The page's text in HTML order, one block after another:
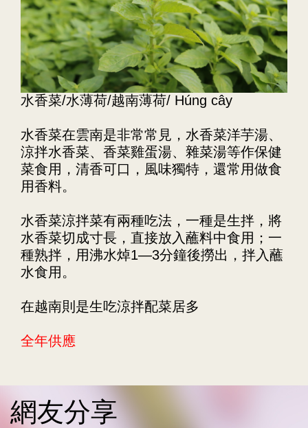
水香菜/水薄荷/越南薄荷/ Húng cây
水香菜在雲南是非常常見，水香菜洋芋湯、
涼拌水香菜、香菜雞蛋湯、雜菜湯等作保健
菜食用，清香可口，風味獨特，還常用做食
用香料。
水香菜涼拌菜有兩種吃法，一種是生拌，將
水香菜切成寸長，直接放入蘸料中食用；一
種熟拌，用沸水焯1—3分鐘後撈出，拌入蘸
水食用。
在越南則是生吃涼拌配菜居多
全年供應
網友分享